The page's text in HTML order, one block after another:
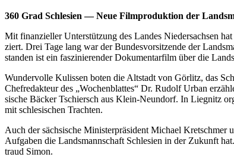
360 Grad Schle­si­en — Neue Film­pro­duk­ti­on der
Mit finan­zi­el­ler Unter­stüt­zung des Lan­des Nie­der­sach­sen
ziert. Drei Tage lang war der Bun­des­vor­sit­zen­de der
stan­den ist ein fas­zi­nie­ren­der Doku­men­tar­film über die
Wun­der­vol­le Kulis­sen boten die Alt­stadt von Gör­litz, das
Chef­re­dak­teur des „Wochen­blat­tes“ Dr. Rudolf Urban
si­sche Bäcker Tschiersch aus Klein-Neun­dorf. In Lie­gnitz
mit schle­si­schen Trachten.
Auch der säch­si­sche Minis­ter­prä­si­dent Micha­el Kret­schmer
Auf­ga­ben die Lands­mann­schaft Schle­si­en in der Zukunft
traud Simon.